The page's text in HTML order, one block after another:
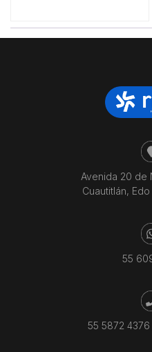
Avenida 20 de
Cuautitlán,
55
55 5872 4376